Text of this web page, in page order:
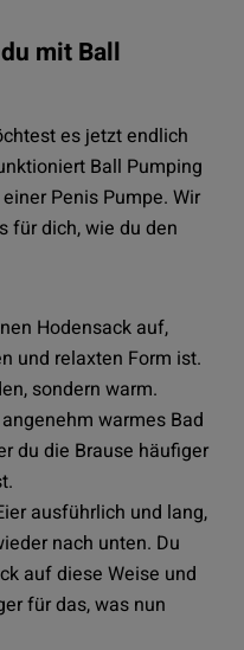
mit Ball
es jetzt endlich
Ball Pumping
Penis Pumpe. Wir
für dich, wie du den
Hodensack auf,
und relaxten Form ist.
sondern warm.
warmes Bad
du die Brause häufiger
ausführlich und lang,
nach unten. Du
auf diese Weise und
für das, was nun